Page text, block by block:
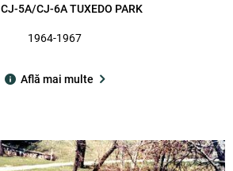
CJ-5A/CJ-6A TUXEDO PARK
1964-1967
Află mai multe